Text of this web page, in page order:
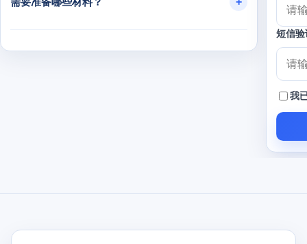
短信
我